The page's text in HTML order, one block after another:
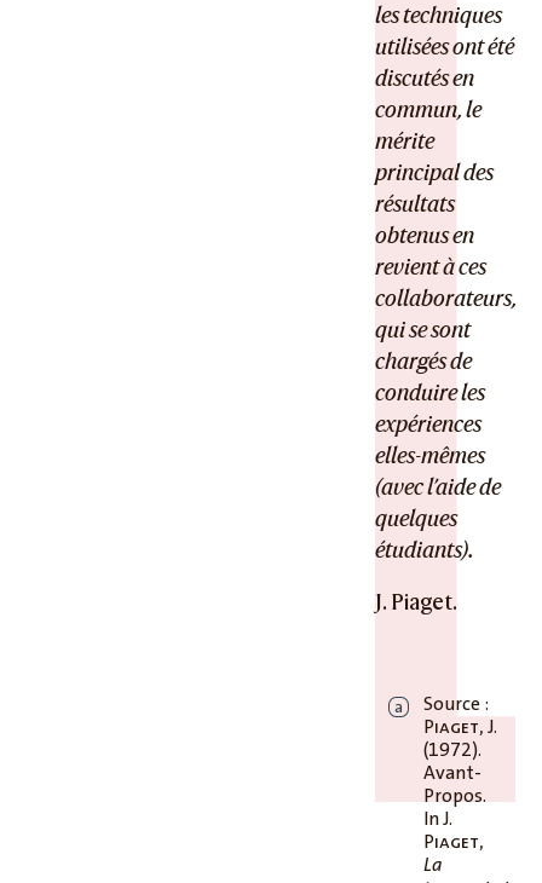
les techniques
utilisées ont été
discutés en
commun, le
mérite
principal des
résultats
obtenus en
revient à ces
collaborateurs,
qui se sont
chargés de
conduire les
expériences
elles-mêmes
(avec l’aide de
quelques
étudiants).
J. Piaget.
a
Source :
Piaget, J.
(1972).
Avant-
Propos.
In J.
Piaget,
La